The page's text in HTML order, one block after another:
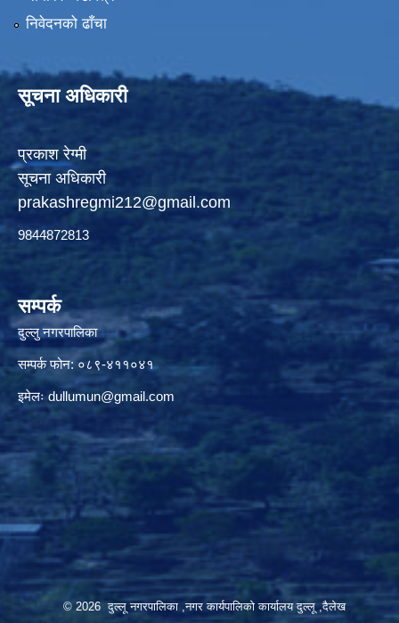
निवेदनको ढाँचा
सूचना अधिकारी
प्रकाश रेग्मी
सूचना अधिकारी
prakashregmi212@gmail.com
9844872813
सम्पर्क
दुल्लु नगरपालिका
सम्पर्क फोन: ०८९-४११०४१
इमेलःdullumun@gmail.com
© 2026 दुल्लू नगरपालिका ,नगर कार्यपालिकाे कार्यालय दुल्लू ,दैलेख